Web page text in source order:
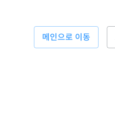
메인으로 이동